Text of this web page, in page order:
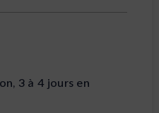
3 à 4 jours en